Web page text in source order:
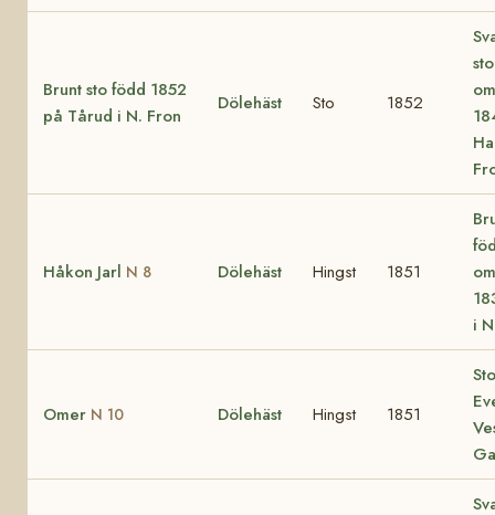
Brunt sto född 1852
på Tårud i N. Fron
Dölehäst Sto 1852
Håkon Jarl N 8 Dölehäst Hingst 1851
i
Omer N 10 Dölehäst Hingst 1851